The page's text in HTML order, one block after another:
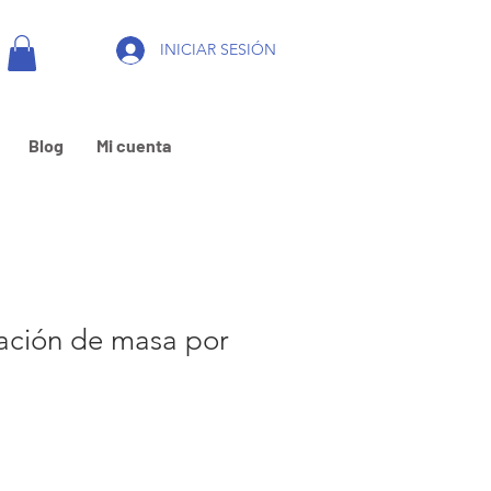
INICIAR SESIÓN
Blog Mi cuenta
de masa por